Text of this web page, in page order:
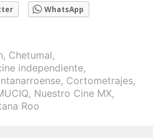
WhatsApp
, Chetumal,
independiente,
, Cortometrajes,
, Nuestro Cine MX,
Roo